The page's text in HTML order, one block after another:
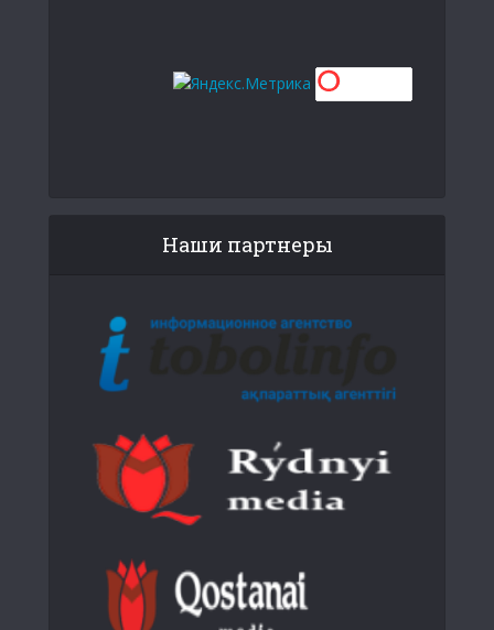
Наши партнеры